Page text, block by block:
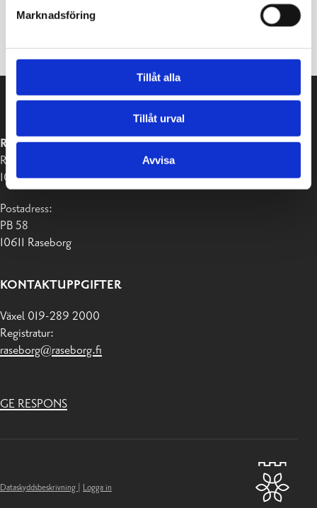
Marknadsföring
Tillåt alla
Tillåt urval
Avvisa
RASEBORGS STAD
Raseborgsvägen 37
10650 Ekenäs
Postadress:
PB 58
10611 Raseborg
KONTAKTUPPGIFTER
Växel 019-289 2000
Registratur:
raseborg@raseborg.fi
GE RESPONS
Dataskyddsbeskrivning Logga in